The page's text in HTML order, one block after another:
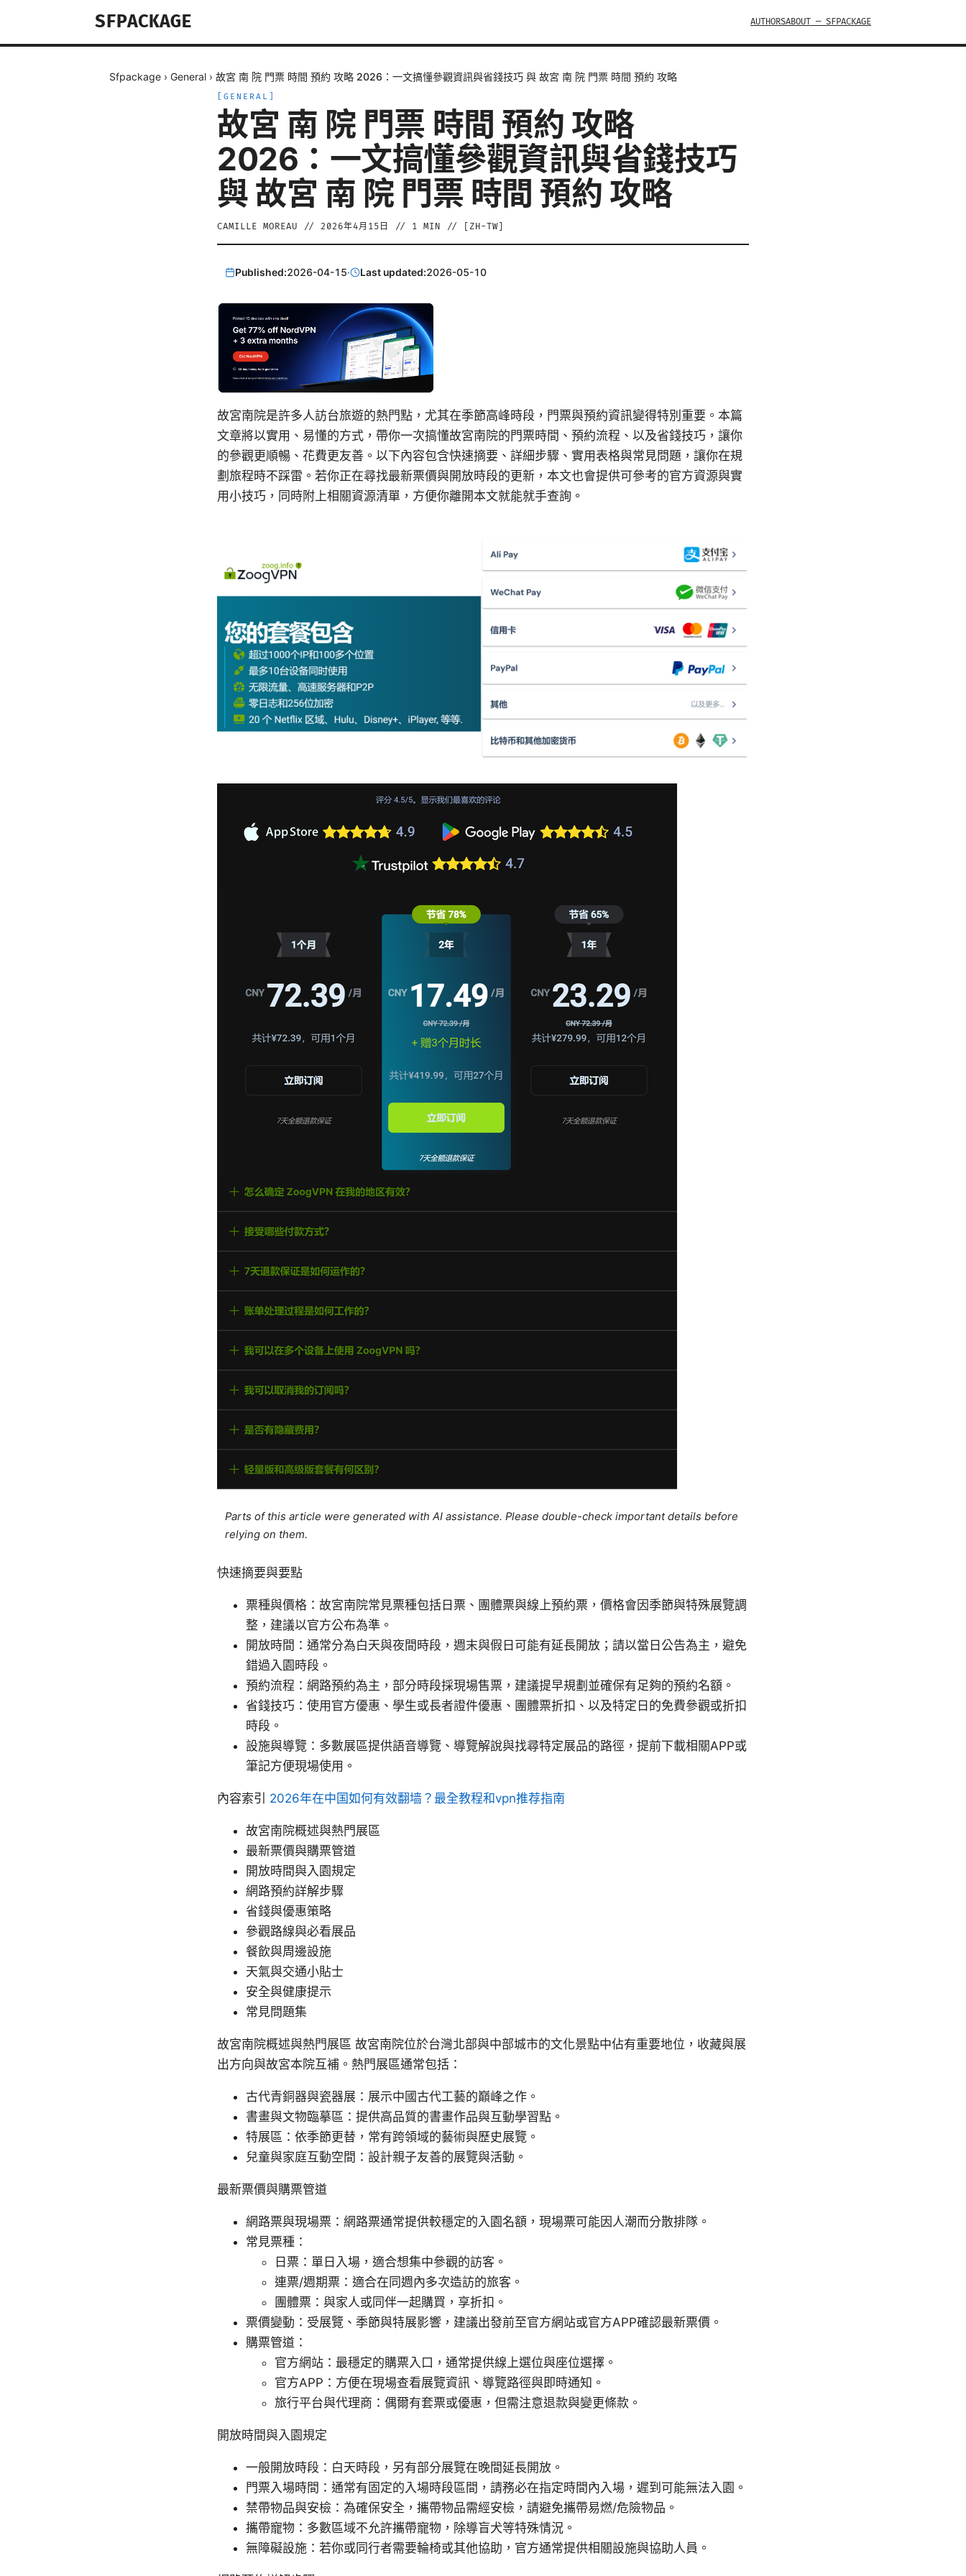
SFPACKAGE AUTHORSABOUT — SFPACKAGE
Sfpackage › General › 故宮 南 院 門票 時間 預約 攻略 2026：一文搞懂參觀資訊與省錢技巧 與 故宮 南 院 門票 時間 預約 攻略
GENERAL
故宮 南 院 門票 時間 預約 攻略
2026：一文搞懂參觀資訊與省錢技巧
與 故宮 南 院 門票 時間 預約 攻略
CAMILLE MOREAU // 2026年4月15日 // 1 MIN // [ ZH-TW
Published:2026-04-15· Last updated:2026-05-10
故宮南院是許多人訪台旅遊的熱門點，尤其在季節高峰時段，門票與預約資訊變得特別重要。本篇
文章將以實用、易懂的方式，帶你一次搞懂故宮南院的門票時間、預約流程、以及省錢技巧，讓你
的參觀更順暢、花費更友善。以下內容包含快速摘要、詳細步驟、實用表格與常見問題，讓你在規
劃旅程時不踩雷。若你正在尋找最新票價與開放時段的更新，本文也會提供可參考的官方資源與實
用小技巧，同時附上相關資源清單，方便你離開本文就能就手查詢。
Parts of this article were generated with AI assistance. Please double-check important details before
relying on them.
快速摘要與要點
票種與價格：故宮南院常見票種包括日票、團體票與線上預約票，價格會因季節與特殊展覽調
整，建議以官方公布為準。
開放時間：通常分為白天與夜間時段，週末與假日可能有延長開放；請以當日公告為主，避免
錯過入園時段。
預約流程：網路預約為主，部分時段採現場售票，建議提早規劃並確保有足夠的預約名額。
省錢技巧：使用官方優惠、學生或長者證件優惠、團體票折扣、以及特定日的免費參觀或折扣
時段。
設施與導覽：多數展區提供語音導覽、導覽解說與找尋特定展品的路徑，提前下載相關APP或
筆記方便現場使用。
內容索引 2026年在中国如何有效翻墙？最全教程和vpn推荐指南
故宮南院概述與熱門展區
最新票價與購票管道
開放時間與入園規定
網路預約詳解步驟
省錢與優惠策略
參觀路線與必看展品
餐飲與周邊設施
天氣與交通小貼士
安全與健康提示
常見問題集
故宮南院概述與熱門展區 故宮南院位於台灣北部與中部城市的文化景點中佔有重要地位，收藏與展
出方向與故宮本院互補。熱門展區通常包括：
古代青銅器與瓷器展：展示中國古代工藝的巔峰之作。
書畫與文物臨摹區：提供高品質的書畫作品與互動學習點。
特展區：依季節更替，常有跨領域的藝術與歷史展覽。
兒童與家庭互動空間：設計親子友善的展覽與活動。
最新票價與購票管道
網路票與現場票：網路票通常提供較穩定的入園名額，現場票可能因人潮而分散排隊。
常見票種：
日票：單日入場，適合想集中參觀的訪客。
連票/週期票：適合在同週內多次造訪的旅客。
團體票：與家人或同伴一起購買，享折扣。
票價變動：受展覽、季節與特展影響，建議出發前至官方網站或官方APP確認最新票價。
購票管道：
官方網站：最穩定的購票入口，通常提供線上選位與座位選擇。
官方APP：方便在現場查看展覽資訊、導覽路徑與即時通知。
旅行平台與代理商：偶爾有套票或優惠，但需注意退款與變更條款。
開放時間與入園規定
一般開放時段：白天時段，另有部分展覽在晚間延長開放。
門票入場時間：通常有固定的入場時段區間，請務必在指定時間內入場，遲到可能無法入園。
禁帶物品與安檢：為確保安全，攜帶物品需經安檢，請避免攜帶易燃/危險物品。
攜帶寵物：多數區域不允許攜帶寵物，除導盲犬等特殊情況。
無障礙設施：若你或同行者需要輪椅或其他協助，官方通常提供相關設施與協助人員。